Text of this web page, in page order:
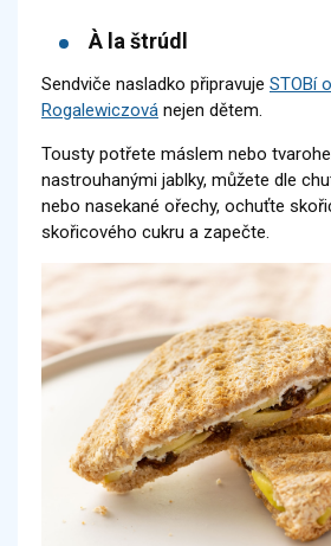
À la štrúdl
Sendviče nasladko připravuje STOBí
Rogalewiczová nejen dětem.
Tousty potřete máslem nebo
nastrouhanými jablky, můžete dle
nebo nasekané ořechy, ochuťte
skořicového cukru a zapečte.